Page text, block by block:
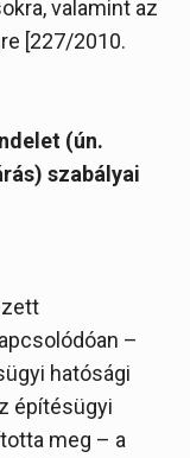
valamint az
[227/2010.
(ún.
szabályai
–
hatósági
építésügyi
meg – a